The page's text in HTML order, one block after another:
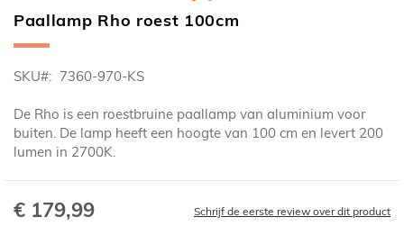
Ga
naar
begin
de
afbeeldingen-
gallerij
Paallamp Rho roest 100cm
SKU 7360-970-KS
De Rho is een roestbruine paallamp van aluminium voor
buiten. De lamp heeft een hoogte van 100 cm en levert 200
lumen in 2700K.
€ 179,99 Schrijf de eerste review over dit product